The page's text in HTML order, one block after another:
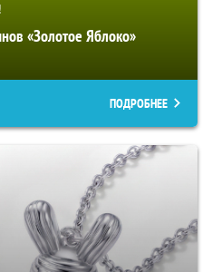
«Золотое Яблоко»
ПОДРОБНЕЕ